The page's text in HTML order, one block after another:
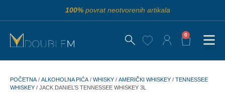
100%povrat neotvorenih artikala
0
POČETNA / ALKOHOLNA PIĆA / WHISKY / AMERIČKI WHISKEY / TENNESSEE
WHISKEY / JACK DANIEL’S TENNESSEE WHISKEY 3L